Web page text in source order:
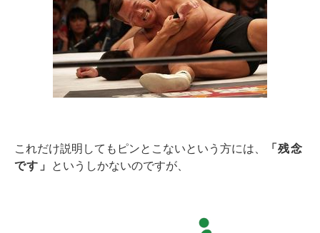
これだけ説明してもピンとこないという方には、
「残念
です」
というしかないのですが、